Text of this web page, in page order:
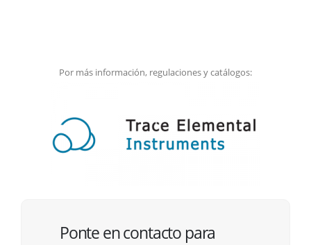
Por más información, regulaciones y catálogos:
Ponte en contacto para